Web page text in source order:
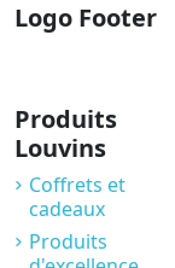
Logo Footer
Produits
Louvins
Coffrets et
cadeaux
Produits